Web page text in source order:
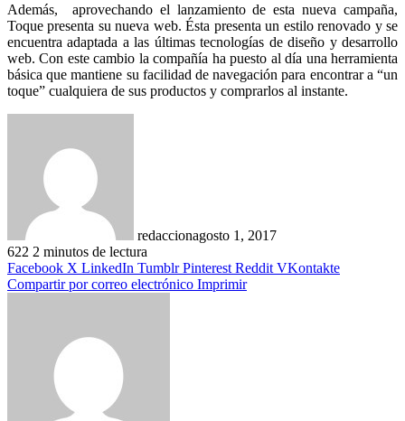
Además,
aprovechando el lanzamiento de esta nueva campaña,
Toque presenta su nueva web. Ésta presenta un estilo renovado y se
encuentra adaptada a las últimas tecnologías de diseño y desarrollo
web. Con este cambio la compañía ha puesto al día una herramienta
básica que mantiene su facilidad de navegación para encontrar a “un
toque” cualquiera de sus productos y comprarlos al instante.
redaccionagosto 1, 2017
622 2 minutos de lectura
Facebook X LinkedIn Tumblr Pinterest Reddit VKontakte
Compartir por correo electrónico Imprimir